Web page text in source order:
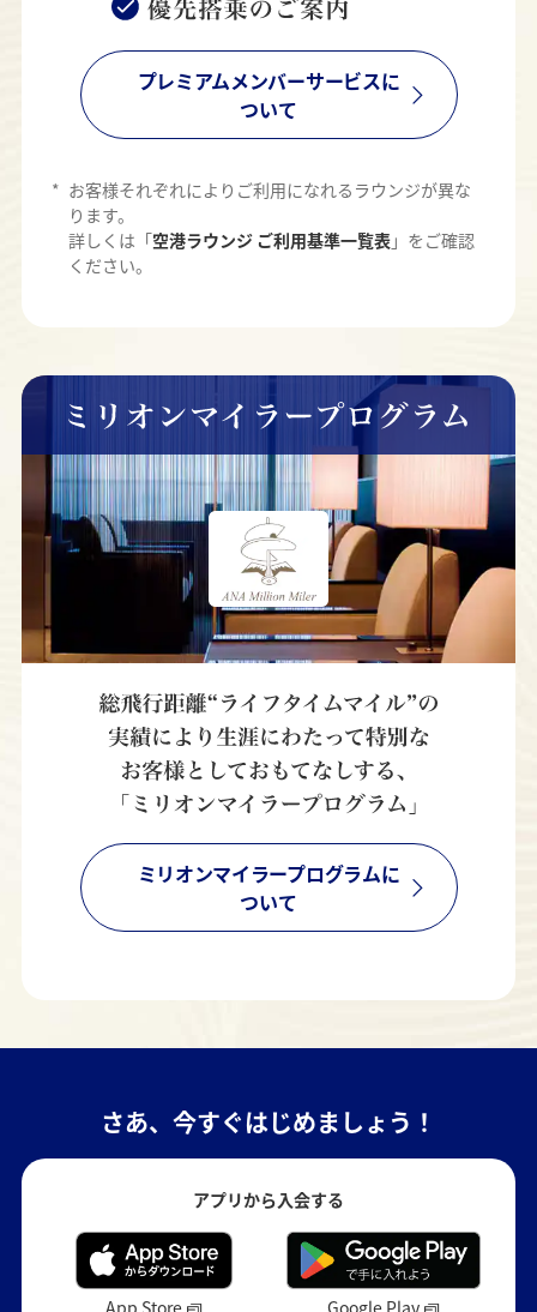
プレミアムメンバーサービスに
ついて
* お客様それぞれによりご利用になれるラウンジが異な
ります。
詳しくは「空港ラウンジ ご利用基準一覧表」をご確認
ください。
ミリオンマイラープログラムに
ついて
さあ、今すぐはじめましょう！
アプリから入会する
App Store Google Play